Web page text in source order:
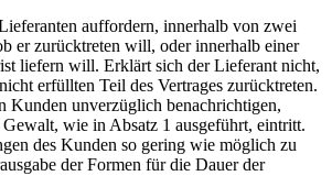
auffordern, innerhalb von zwei
er zurücktreten will, oder innerhalb einer
liefern will. Erklärt sich der Lieferant nicht,
erfüllten Teil des Vertrages zurücktreten.
Kunden unverzüglich benachrichtigen,
wie in Absatz 1 ausgeführt, eintritt.
des Kunden so gering wie möglich zu
der Formen für die Dauer der